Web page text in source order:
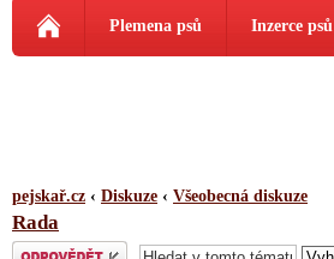
Plemena psů Inzerce psů
pejskař.cz ‹ Diskuze ‹ Všeobecná diskuze
Rada
Odeslat odpověď